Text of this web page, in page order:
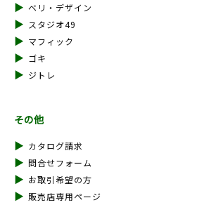
ベリ・デザイン
スタジオ49
マフィック
ゴキ
ジトレ
その他
カタログ請求
問合せフォーム
お取引希望の方
販売店専用ページ